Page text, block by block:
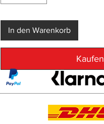
In den Warenkorb
Kaufen